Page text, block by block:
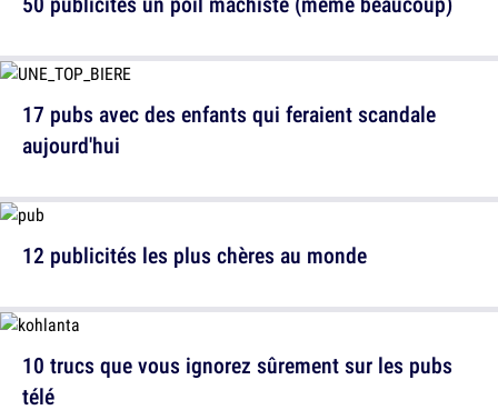
12 publicités les plus chères au monde
17 pubs avec des enfants qui feraient scandale
aujourd'hui
10 trucs que vous ignorez sûrement sur les pubs
télé